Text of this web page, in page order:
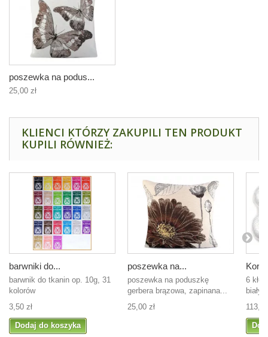
poszewka na podus...
25,00 zł
KLIENCI KTÓRZY ZAKUPILI TEN PRODUKT
KUPILI RÓWNIEŻ:
barwniki do...
barwnik do tkanin op. 10g, 31
kolorów
3,50 zł
Dodaj do koszyka
poszewka na...
poszewka na poduszkę
gerbera brązowa, zapinana...
25,00 zł
6
biały